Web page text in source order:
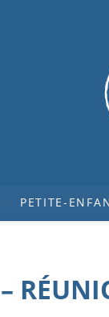
PETITE-